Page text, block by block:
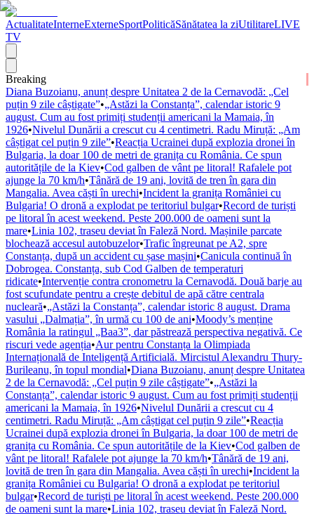
ActualitateInterneExterneSportPoliticăSănătatea la ziUtilitareLIVE
TV
Breaking
Diana Buzoianu, anunț despre Unitatea 2 de la Cernavodă: „Cel
puțin 9 zile câștigate”•„Astăzi la Constanța”, calendar istoric 9
august. Cum au fost primiți studenții americani la Mamaia, în
1926•Nivelul Dunării a crescut cu 4 centimetri. Radu Miruță: „Am
câștigat cel puțin 9 zile”•Reacția Ucrainei după explozia dronei în
Bulgaria, la doar 100 de metri de granița cu România. Ce spun
autoritățile de la Kiev•Cod galben de vânt pe litoral! Rafalele pot
ajunge la 70 km/h•Tânără de 19 ani, lovită de tren în gara din
Mangalia. Avea căști în urechi•Incident la granița României cu
Bulgaria! O dronă a explodat pe teritoriul bulgar•Record de turiști
pe litoral în acest weekend. Peste 200.000 de oameni sunt la
mare•Linia 102, traseu deviat în Faleză Nord. Mașinile parcate
blochează accesul autobuzelor•Trafic îngreunat pe A2, spre
Constanța, după un accident cu șase mașini•Canicula continuă în
Dobrogea. Constanța, sub Cod Galben de temperaturi
ridicate•Intervenție contra cronometru la Cernavodă. Două barje au
fost scufundate pentru a crește debitul de apă către centrala
nucleară•„Astăzi la Constanța”, calendar istoric 8 august. Drama
vasului „Dalmația”, în urmă cu 100 de ani•Moody’s menține
România la ratingul „Baa3”, dar păstrează perspectiva negativă. Ce
riscuri vede agenția•Aur pentru Constanța la Olimpiada
Internațională de Inteligență Artificială. Mircistul Alexandru Thury-
Burileanu, în topul mondial•Diana Buzoianu, anunț despre Unitatea
2 de la Cernavodă: „Cel puțin 9 zile câștigate”•„Astăzi la
Constanța”, calendar istoric 9 august. Cum au fost primiți studenții
americani la Mamaia, în 1926•Nivelul Dunării a crescut cu 4
centimetri. Radu Miruță: „Am câștigat cel puțin 9 zile”•Reacția
Ucrainei după explozia dronei în Bulgaria, la doar 100 de metri de
granița cu România. Ce spun autoritățile de la Kiev•Cod galben de
vânt pe litoral! Rafalele pot ajunge la 70 km/h•Tânără de 19 ani,
lovită de tren în gara din Mangalia. Avea căști în urechi•Incident la
granița României cu Bulgaria! O dronă a explodat pe teritoriul
bulgar•Record de turiști pe litoral în acest weekend. Peste 200.000
de oameni sunt la mare•Linia 102, traseu deviat în Faleză Nord.